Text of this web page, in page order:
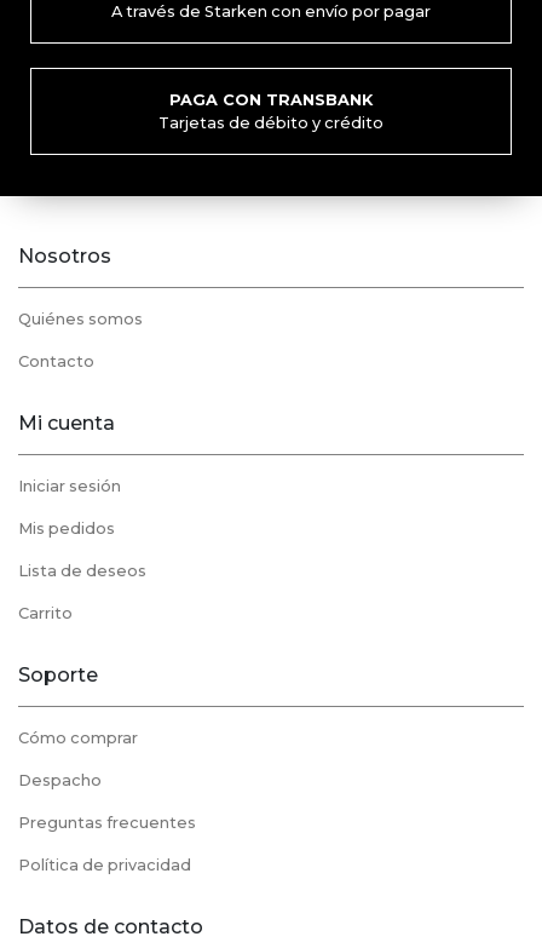
A través de Starken con envío por pagar
PAGA CON TRANSBANK
Tarjetas de débito y crédito
Nosotros
Quiénes somos
Contacto
Mi cuenta
Iniciar sesión
Mis pedidos
Lista de deseos
Carrito
Soporte
Cómo comprar
Despacho
Preguntas frecuentes
Política de privacidad
Datos de contacto